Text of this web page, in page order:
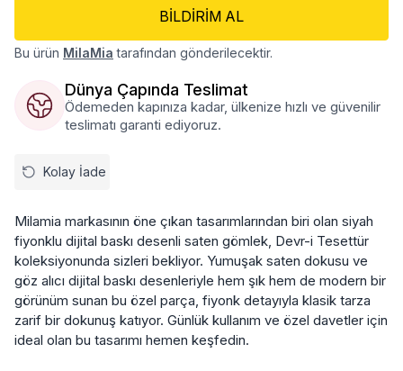
BILDIRIM AL
Bu ürün MilaMia tarafından gönderilecektir.
Dünya Çapında Teslimat
Ödemeden kapınıza kadar, ülkenize hızlı ve güvenilir
teslimatı garanti ediyoruz.
Kolay İade
Milamia markasının öne çıkan tasarımlarından biri olan siyah
fiyonklu dijital baskı desenli saten gömlek, Devr-i Tesettür
koleksiyonunda sizleri bekliyor. Yumuşak saten dokusu ve
göz alıcı dijital baskı desenleriyle hem şık hem de modern bir
görünüm sunan bu özel parça, fiyonk detayıyla klasik tarza
zarif bir dokunuş katıyor. Günlük kullanım ve özel davetler için
ideal olan bu tasarımı hemen keşfedin.